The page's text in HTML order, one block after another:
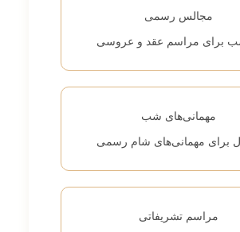
مجالس رسمی
برای مراسم عقد و عروسی
مهمانی‌های شب
برای مهمانی‌های شام رسمی
مراسم تشریفاتی